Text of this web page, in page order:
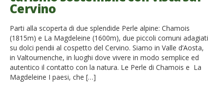
Cervino
Parti alla scoperta di due splendide Perle alpine: Chamois
(1815m) e La Magdeleine (1600m), due piccoli comuni adagiati
su dolci pendii al cospetto del Cervino. Siamo in Valle d’Aosta,
in Valtournenche, in luoghi dove vivere in modo semplice ed
autentico il contatto con la natura. Le Perle di Chamois e La
Magdeleine I paesi, che […]